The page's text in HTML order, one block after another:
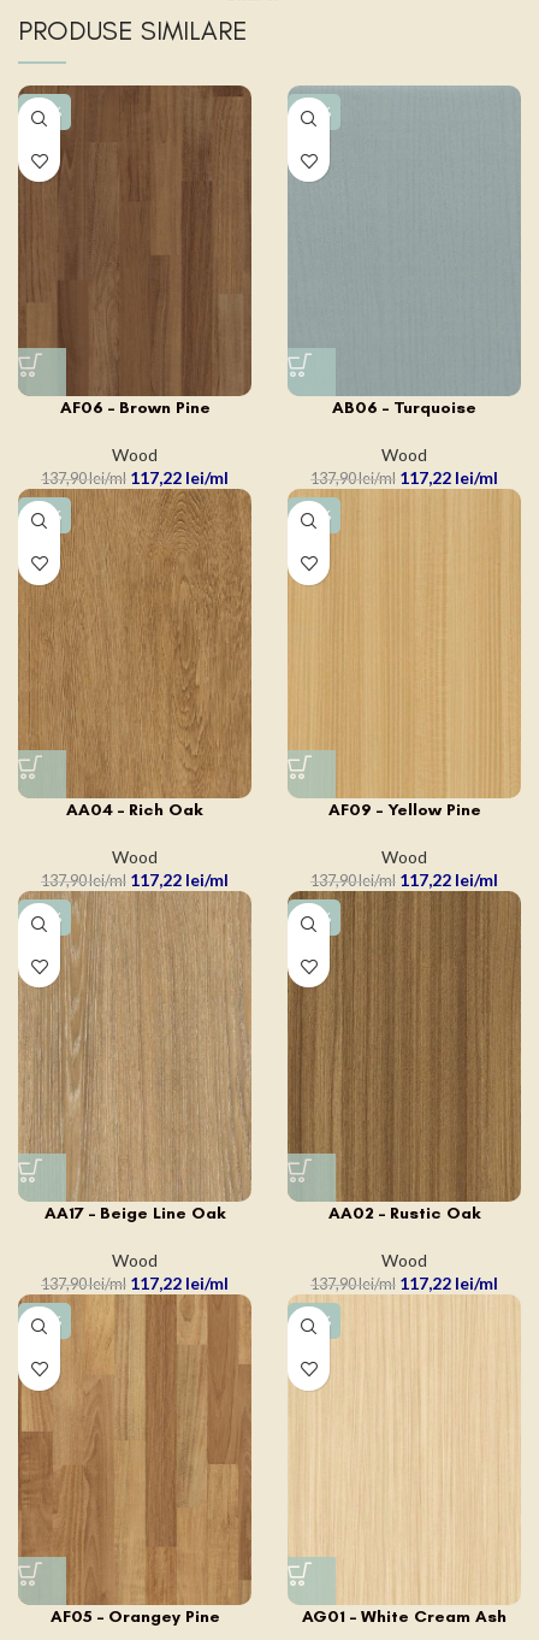
PRODUSE SIMILARE
-15%
AF06 – Brown Pine
Wood
137,90lei 117,22 lei
-15%
AB06 – Turquoise
Wood
137,90lei 117,22 lei
-15%
AA04 – Rich Oak
Wood
137,90lei 117,22 lei
-15%
AF09 – Yellow Pine
Wood
137,90lei 117,22 lei
-15%
AA17 – Beige Line Oak
Wood
137,90lei 117,22 lei
-15%
AA02 – Rustic Oak
Wood
137,90lei 117,22 lei
-15%
AF05 – Orangey Pine
-15%
AG01 – White Cream Ash